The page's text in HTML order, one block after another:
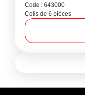
Code : 643000
Colis de 6 pièces